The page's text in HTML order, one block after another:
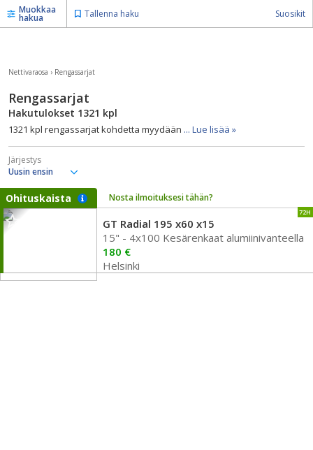
Muokkaa
hakua Tallenna haku Suosikit
Nettivaraosa › Rengassarjat
Rengassarjat
Hakutulokset 1321 kpl
1321 kpl rengassarjat kohdetta myydään ... Lue lisää »
Järjestys
Ohituskaista Nosta ilmoituksesi tähän?
72H
GT Radial 195 x60 x15
15" - 4x100 Kesärenkaat alumiinivanteella
180 €
Helsinki